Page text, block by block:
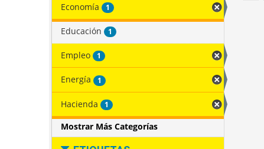
Economía 1
Educación 1
Empleo 1
Energía 1
Hacienda 1
Mostrar Más Categorías